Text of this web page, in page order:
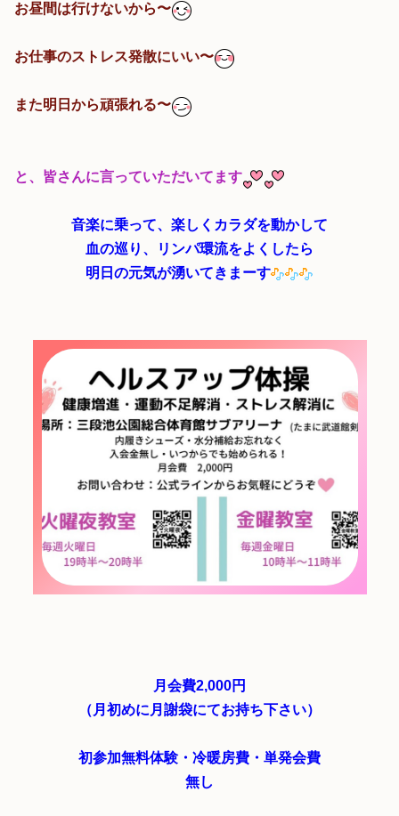
お昼間は行けないから〜
お仕事のストレス発散にいい〜
また明日から頑張れる〜
と、皆さんに言っていただいてます
音楽に乗って、楽しくカラダを動かして
血の巡り、リンパ環流をよくしたら
明日の元気が湧いてきまーす
月会費2,000円
（月初めに月謝袋にてお持ち下さい）
初参加無料体験・ 冷暖房費・ 単発会費
無し